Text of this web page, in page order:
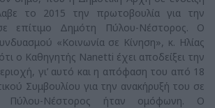
το 2015 την πρωτοβουλία για την
επίτιμο Δημότη Πύλου-Νέστορος. O
«Κοινωνία σε Κίνηση», κ. Ηλίας
ο Καθηγητής Nanetti έχει αποδείξει την
γι’ αυτό και η απόφαση του από 18
Συμβουλίου για την ανακήρυξή του σε
Πύλου-Νέστορος ήταν ομόφωνη. Ο